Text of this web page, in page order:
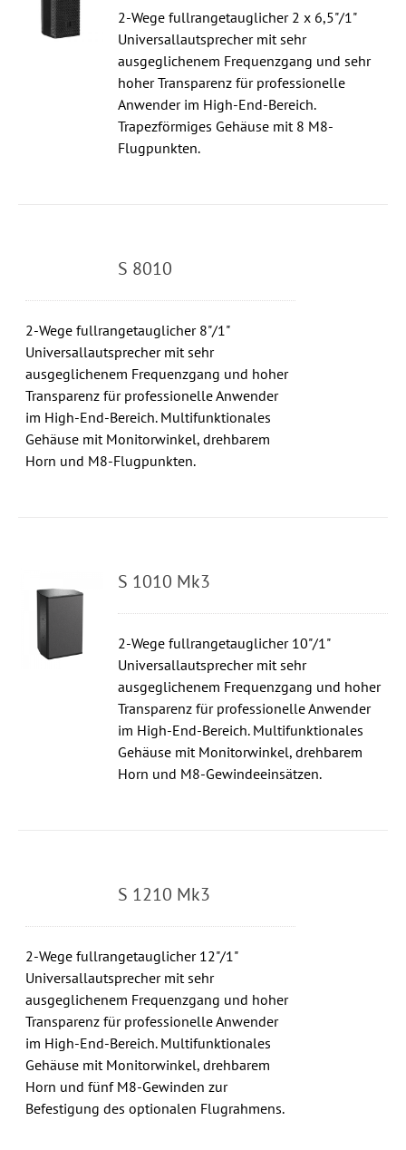
2-Wege fullrangetauglicher 2 x 6,5"/1"
Universallautsprecher mit sehr
ausgeglichenem Frequenzgang und sehr
hoher Transparenz für professionelle
Anwender im High-End-Bereich.
Trapezförmiges Gehäuse mit 8 M8-
Flugpunkten.
S 8010
2-Wege fullrangetauglicher 8"/1"
Universallautsprecher mit sehr
ausgeglichenem Frequenzgang und hoher
Transparenz für professionelle Anwender
im High-End-Bereich. Multifunktionales
Gehäuse mit Monitorwinkel, drehbarem
Horn und M8-Flugpunkten.
S 1010 Mk3
2-Wege fullrangetauglicher 10"/1"
Universallautsprecher mit sehr
ausgeglichenem Frequenzgang und hoher
Transparenz für professionelle Anwender
im High-End-Bereich. Multifunktionales
Gehäuse mit Monitorwinkel, drehbarem
Horn und M8-Gewindeeinsätzen.
S 1210 Mk3
2-Wege fullrangetauglicher 12"/1"
Universallautsprecher mit sehr
ausgeglichenem Frequenzgang und hoher
Transparenz für professionelle Anwender
im High-End-Bereich. Multifunktionales
Gehäuse mit Monitorwinkel, drehbarem
Horn und fünf M8-Gewinden zur
Befestigung des optionalen Flugrahmens.